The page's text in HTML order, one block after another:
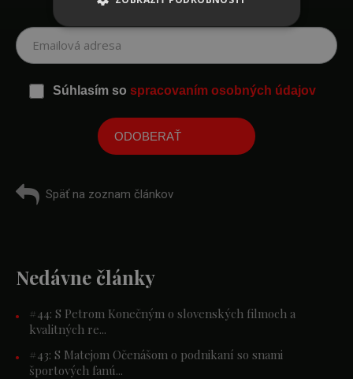
Súhlasím so spracovaním osobných údajov
Späť na zoznam článkov
Nedávne články
#44: S Petrom Konečným o slovenských filmoch a
kvalitných re...
#43: S Matejom Očenášom o podnikaní so snami
športových fanú...